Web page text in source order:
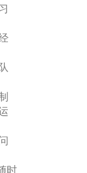
时